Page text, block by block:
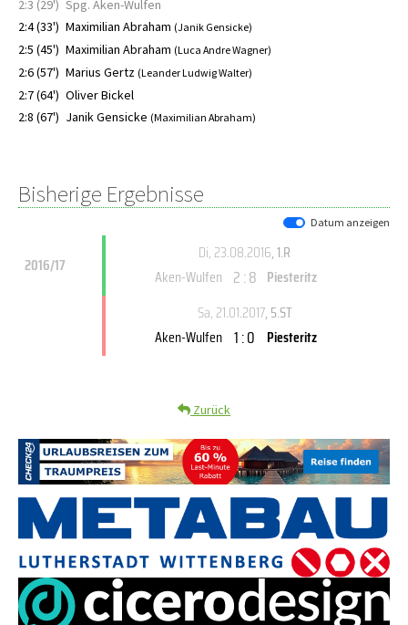
2:3 (29') Spg. Aken-Wulfen
2:4 (33') Maximilian Abraham (Janik Gensicke)
2:5 (45') Maximilian Abraham (Luca Andre Wagner)
2:6 (57') Marius Gertz (Leander Ludwig Walter)
2:7 (64') Oliver Bickel
2:8 (67') Janik Gensicke (Maximilian Abraham)
Bisherige Ergebnisse
Datum anzeigen
2016/17
Di, 23.08.2016, 1.R
Aken-Wulfen 2 : 8 Piesteritz
Sa, 21.01.2017, 5.ST
Aken-Wulfen 1 : 0 Piesteritz
Zurück